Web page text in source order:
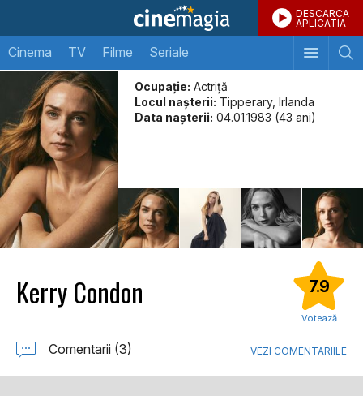
DESCARCA
APLICATIA
Cinema TV Filme Seriale
Ocupație: Actriță
Locul naşterii: Tipperary, Irlanda
Data naşterii: 04.01.1983 (43 ani)
Kerry Condon 7.9
Votează
Comentarii (3) VEZI COMENTARIILE